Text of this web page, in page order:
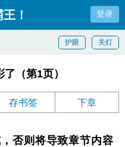
！ 登录
关灯
护眼
（第1页）
存书签 下章
否则将导致章节内容